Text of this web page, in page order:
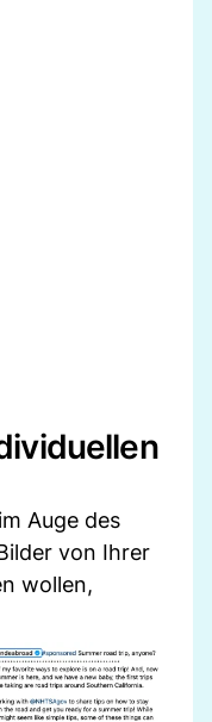
Auge des
von Ihrer
wollen,